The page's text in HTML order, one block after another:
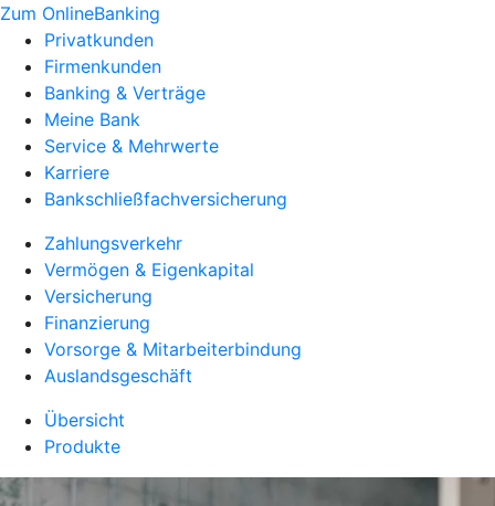
Zum OnlineBanking
Privatkunden
Firmenkunden
Banking & Verträge
Meine Bank
Service & Mehrwerte
Karriere
Bankschließfachversicherung
Zahlungsverkehr
Vermögen & Eigenkapital
Versicherung
Finanzierung
Vorsorge & Mitarbeiterbindung
Auslandsgeschäft
Übersicht
Produkte